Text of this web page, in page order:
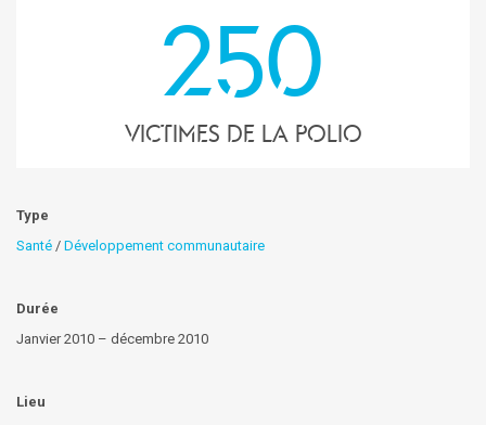
250
victimes de la polio
Type
Santé / Développement communautaire
Durée
Janvier 2010 – décembre 2010
Lieu